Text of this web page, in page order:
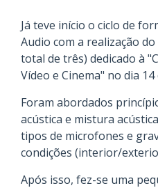
Já teve início o ciclo de
Audio com a realização
total de três) dedicado à
Vídeo e Cinema" no dia 14
Foram abordados
acústica e mistura
tipos de microfones e
condições (interior/
Após isso, fez-se uma